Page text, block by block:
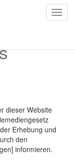
dieser Website
Erhebung und
den
informieren.